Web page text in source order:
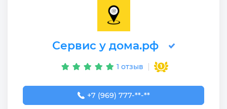
Сервис у дома.рф
1 отзыв
+7 (969) 777-50-55
+7 (969) 777-**-**